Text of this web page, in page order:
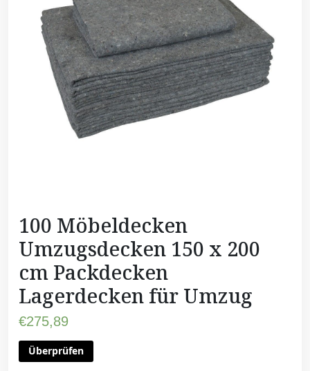
100 Möbeldecken
Umzugsdecken 150 x 200
cm Packdecken
Lagerdecken für Umzug
€275,89
Überprüfen